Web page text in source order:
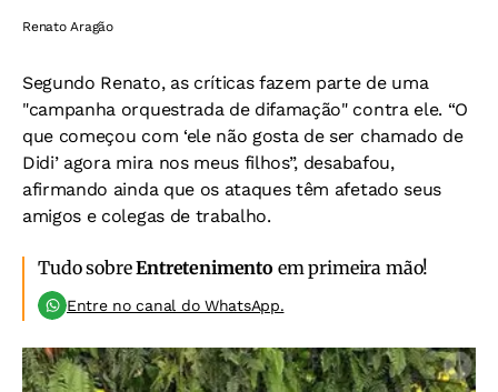
Renato Aragão
Segundo Renato, as críticas fazem parte de uma
"campanha orquestrada de difamação" contra ele. “O
que começou com ‘ele não gosta de ser chamado de
Didi’ agora mira nos meus filhos”, desabafou,
afirmando ainda que os ataques têm afetado seus
amigos e colegas de trabalho.
Tudo sobreEntretenimento em primeira mão!
Entre no canal do WhatsApp.